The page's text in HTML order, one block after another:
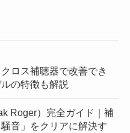
ロス補聴器で改善でき
の特徴も解説
Roger）完全ガイド｜補
音」をクリアに解決す